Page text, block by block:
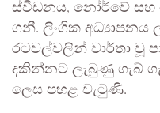
ස්වීඩනය, නෝර්වේ සහ
ගනී. ලිංගික අධ්‍යාපනය
රටවල්වලින් වාර්තා වූ
දකින්නට ලැබුණු ගැබ්
ලෙස පහළ වැටුණි.